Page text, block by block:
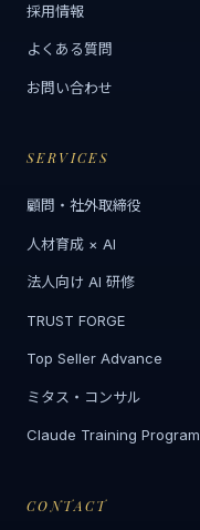
採用情報
よくある質問
お問い合わせ
SERVICES
顧問・社外取締役
人材育成 × AI
法人向け AI 研修
TRUST FORGE
Top Seller Advance
ミタス・コンサル
Claude Training Program
CONTACT